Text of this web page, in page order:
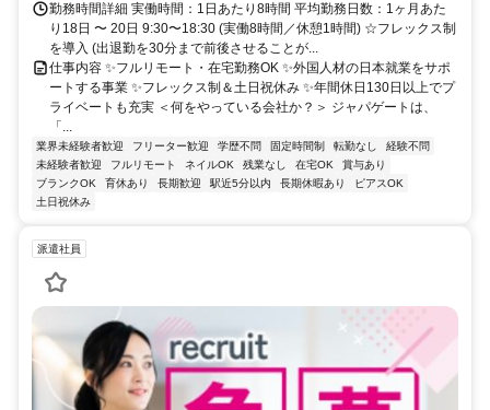
勤務時間詳細 実働時間：1日あたり8時間 平均勤務日数：1ヶ月あた
り18日 〜 20日 9:30〜18:30 (実働8時間／休憩1時間) ☆フレックス制
を導入 (出退勤を30分まで前後させることが...
仕事内容 ✨フルリモート・在宅勤務OK ✨外国人材の日本就業をサポ
ートする事業 ✨フレックス制＆土日祝休み ✨年間休日130日以上でプ
ライベートも充実 ＜何をやっている会社か？＞ ジャパゲートは、
「...
業界未経験者歓迎 フリーター歓迎 学歴不問 固定時間制 転勤なし
経験不問
未経験者歓迎
フルリモート ネイルOK 残業なし 在宅OK
賞与あり
ブランクOK
育休あり 長期歓迎 駅近5分以内 長期休暇あり
ピアスOK
土日祝休み
派遣社員